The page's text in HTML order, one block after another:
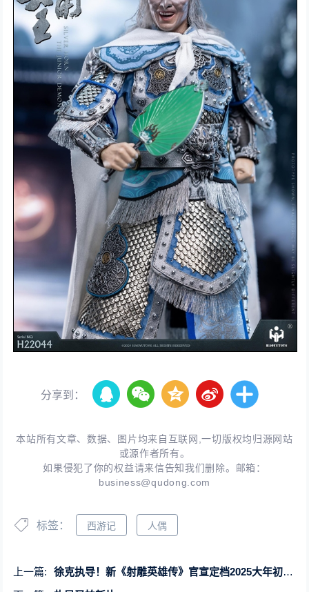
分享到：
本站所有文章、数据、图片均来自互联网,一切版权均归源网站
或源作者所有。
如果侵犯了你的权益请来信告知我们删除。邮箱：
business@qudong.com
标签： 西游记 人偶
上一篇:
徐克执导！新《射雕英雄传》官宣定档2025大年初一 肖战饰演郭靖